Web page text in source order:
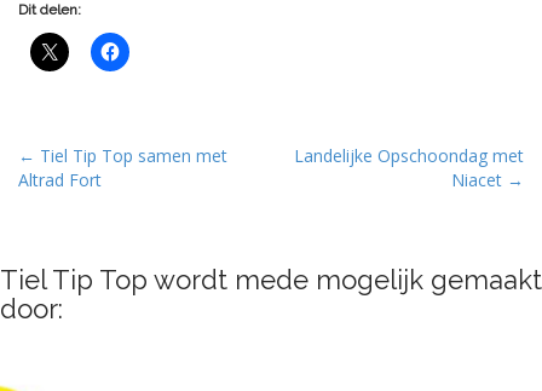
Dit delen:
P
o
n
a
← Tiel Tip Top samen met
Altrad Fort
Landelijke Opschoondag met
Niacet →
Tiel Tip Top wordt mede mogelijk gemaakt
door: